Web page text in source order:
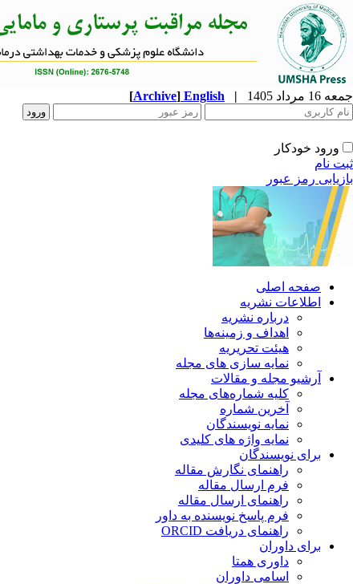
جمعه 16 مرداد 1405 |
English
[Archive]
ورود خودکار
ثبت نام
بازیابی رمز عبور
صفحه اصلی
اطلاعات نشریه
درباره نشریه
اهداف و زمینه‌ها
هیئت تحریریه
نمایه سازی های مجله
آرشیو مجله و مقالات
کلیه شماره‌های مجله
آخرین شماره
نمایه نویسندگان
نمایه واژه های کلیدی
برای نویسندگان
راهنمای نگارش مقاله
فرم ارسال مقاله
راهنمای ارسال مقاله
فرم پاسخ نویسنده به داور
راهنمای دریافت ORCID
برای داوران
داوری همتا
اسامی داوران